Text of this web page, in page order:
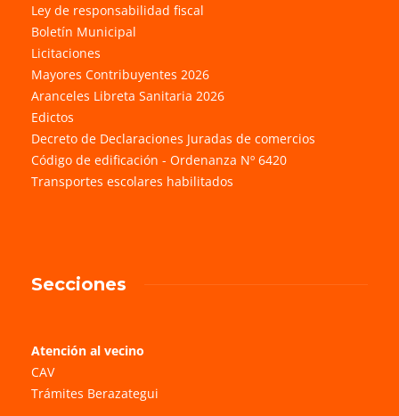
Ley de responsabilidad fiscal
Boletín Municipal
Licitaciones
Mayores Contribuyentes 2026
Aranceles Libreta Sanitaria 2026
Edictos
Decreto de Declaraciones Juradas de comercios
Código de edificación - Ordenanza Nº 6420
Transportes escolares habilitados
Secciones
Atención al vecino
CAV
Trámites Berazategui